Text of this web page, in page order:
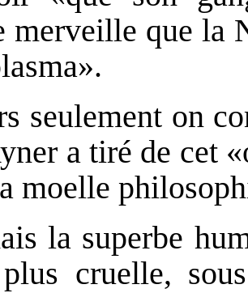
merveille que la
seulement on
a tiré de cet
moelle
la superbe
cruelle,